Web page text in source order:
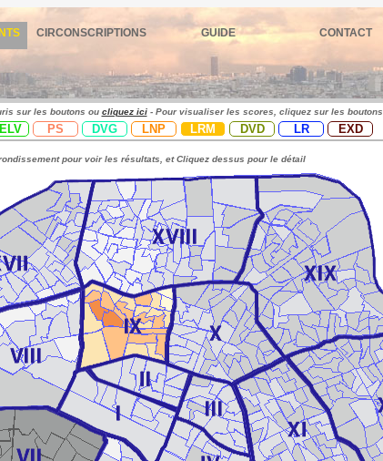
CIRCONSCRIPTIONS GUIDE CONTACT
sur les boutons ou cliquez ici- Pour visualiser les scores, cliquez sur les boutons
PS DVG LNP LRM DVD LR EXD
pour voir les résultats, et Cliquez dessus pour le détail